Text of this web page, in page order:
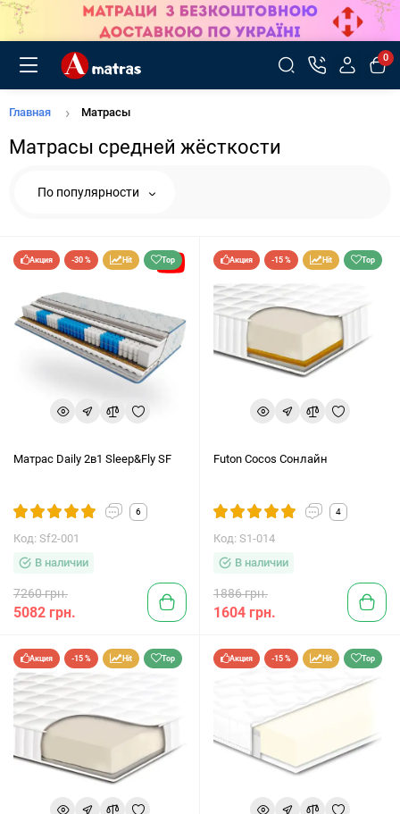
0
Главная Матрасы
Матрасы средней жёсткости
По популярности
Акция -30 % Hit Top
Матрас Daily 2в1 Sleep&Fly SF
6
Код: Sf2-001
В наличии
7260 грн.
5082 грн.
Акция -15 % Hit Top
Futon Cocos Сонлайн
4
Код: S1-014
В наличии
1886 грн.
1604 грн.
Акция -15 % Hit Top Акция -15 % Hit Top